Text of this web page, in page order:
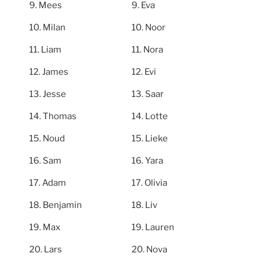
Mees
Milan
Liam
James
Jesse
Thomas
Noud
Sam
Adam
Benjamin
Max
Lars
Eva
Noor
Nora
Evi
Saar
Lotte
Lieke
Yara
Olivia
Liv
Lauren
Nova